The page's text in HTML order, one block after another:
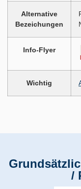
Alternative
Bezeichungen
Info-Flyer
Wichtig
/